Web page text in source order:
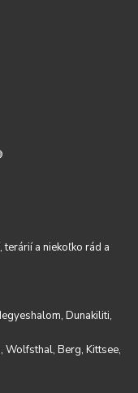
terárií a niekoľko rád a
Dunakiliti,
Wolfsthal, Berg, Kittsee,